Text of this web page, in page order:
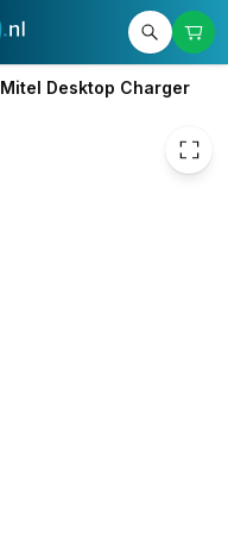
Mitel Desktop Charger